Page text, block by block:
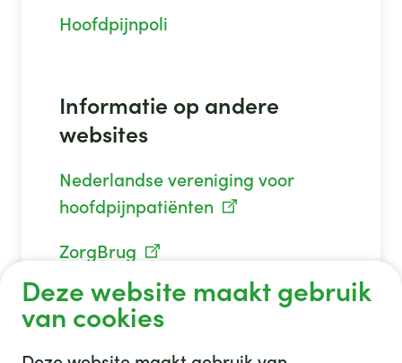
Hoofdpijnpoli
Informatie op andere
websites
Nederlandse vereniging voor
hoofdpijnpatiënten
ZorgBrug
Deze website maakt gebruik
van cookies